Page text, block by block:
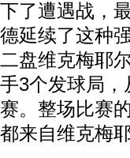
下了遭遇战，
德延续了这种
二盘维克梅耶
手3个发球局
赛。整场比赛
都来自维克梅